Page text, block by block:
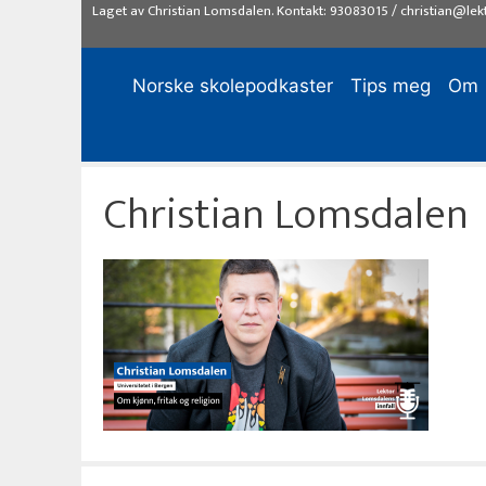
Laget avChristian Lomsdalen. Kontakt: 93083015/
Norske skolepodkaster Tips meg Om
Christian Lomsdalen